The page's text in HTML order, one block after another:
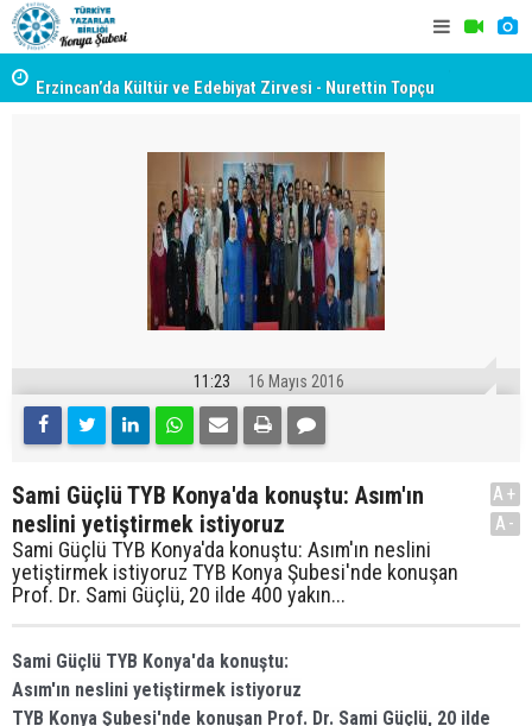
Erzincan’da Kültür ve Edebiyat Zirvesi - Nurettin Topçu
11:23 16 Mayıs 2016
Sami Güçlü TYB Konya'da konuştu: Asım'ın
neslini yetiştirmek istiyoruz
Sami Güçlü TYB Konya'da konuştu: Asım'ın neslini
yetiştirmek istiyoruz TYB Konya Şubesi'nde konuşan
Prof. Dr. Sami Güçlü, 20 ilde 400 yakın...
A+
A-
Sami Güçlü TYB Konya'da konuştu:
Asım'ın neslini yetiştirmek istiyoruz
TYB Konya Şubesi'nde konuşan Prof. Dr. Sami Güçlü, 20 ilde